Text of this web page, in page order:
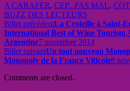
A CARAFER, CEP...PAS MAL,
BUZZ DES LECTEURS
Billet précédentLa Croizille à Saint-
International Best of Wine Tourism
Argentine7 novembre 2014
Billet suivantUn tout nouveau
Monopoly de la France Viticole8
Comments are closed.